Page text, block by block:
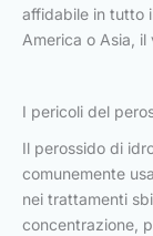
affidabile in tutto
America o Asia,
I pericoli del
Il perossido di
comunemente
nei trattamenti
concentrazione,